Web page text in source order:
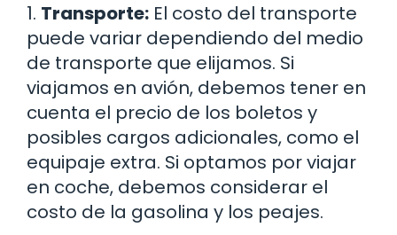
1. Transporte: El costo del transporte
puede variar dependiendo del medio
de transporte que elijamos. Si
viajamos en avión, debemos tener en
cuenta el precio de los boletos y
posibles cargos adicionales, como el
equipaje extra. Si optamos por viajar
en coche, debemos considerar el
costo de la gasolina y los peajes.